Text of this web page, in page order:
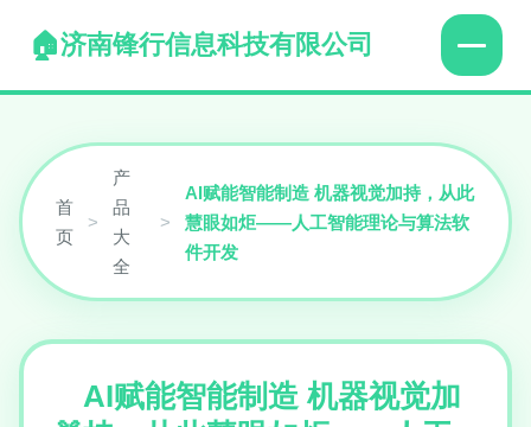
济南锋行信息科技有限公司
首
页
>
产
品
大
全
>
AI赋能智能制造 机器视觉加持，从此
慧眼如炬——人工智能理论与算法软
件开发
AI赋能智能制造 机器视觉加